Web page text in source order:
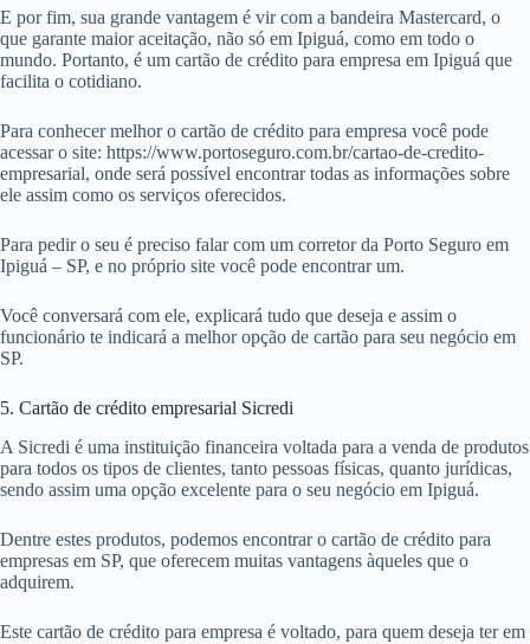
E por fim, sua grande vantagem é vir com a bandeira Mastercard, o
que garante maior aceitação, não só em Ipiguá, como em todo o
mundo. Portanto, é um cartão de crédito para empresa em Ipiguá que
facilita o cotidiano.
Para conhecer melhor o cartão de crédito para empresa você pode
acessar o site: https://www.portoseguro.com.br/cartao-de-credito-
empresarial, onde será possível encontrar todas as informações sobre
ele assim como os serviços oferecidos.
Para pedir o seu é preciso falar com um corretor da Porto Seguro em
Ipiguá – SP, e no próprio site você pode encontrar um.
Você conversará com ele, explicará tudo que deseja e assim o
funcionário te indicará a melhor opção de cartão para seu negócio em
SP.
5. Cartão de crédito empresarial Sicredi
A Sicredi é uma instituição financeira voltada para a venda de produtos
para todos os tipos de clientes, tanto pessoas físicas, quanto jurídicas,
sendo assim uma opção excelente para o seu negócio em Ipiguá.
Dentre estes produtos, podemos encontrar o cartão de crédito para
empresas em SP, que oferecem muitas vantagens àqueles que o
adquirem.
Este cartão de crédito para empresa é voltado, para quem deseja ter em